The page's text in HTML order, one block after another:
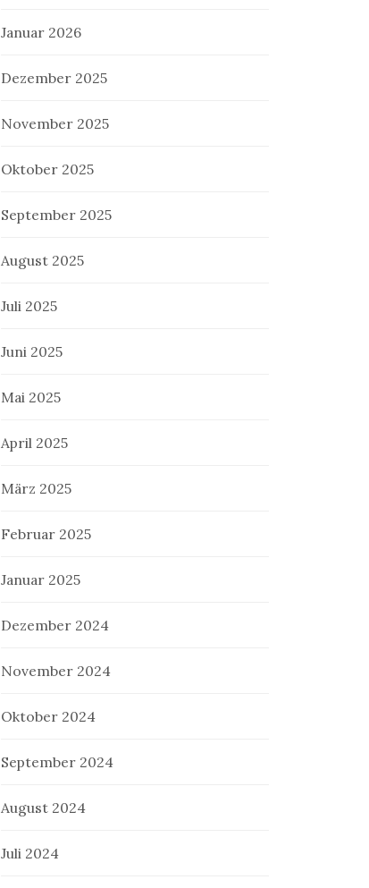
Januar 2026
Dezember 2025
November 2025
Oktober 2025
September 2025
August 2025
Juli 2025
Juni 2025
Mai 2025
April 2025
März 2025
Februar 2025
Januar 2025
Dezember 2024
November 2024
Oktober 2024
September 2024
August 2024
Juli 2024